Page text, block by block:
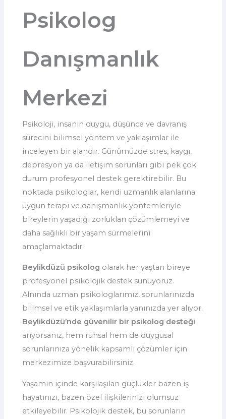
Psikolog
Danışmanlık
Merkezi
Psikoloji, insanın duygu, düşünce ve davranış
sürecini bilimsel yöntem ve yaklaşımlar ile
inceleyen bir alandır. Günümüzde stres, kaygı,
depresyon ya da iletişim sorunları gibi pek çok
durum profesyonel destek gerektirebilir. Bu
noktada psikologlar, kendi uzmanlık alanlarına
uygun terapi ve danışmanlık yöntemleriyle
bireylerin yaşadığı zorlukları çözümlemeyi ve
daha sağlıklı bir yaşam sürmelerini
amaçlamaktadır.
Beylikdüzü psikolog olarak her yaştan bireye
profesyonel psikolojik destek sunuyoruz.
Alnında uzman psikologlarımız, sorunlarınızda
bilimsel ve etik yaklaşımlarla yanınızda yer alıyor.
Beylikdüzü’nde güvenilir bir psikolog desteği
arıyorsanız, hem ruhsal hem de duygusal
sorunlarınıza yönelik kapsamlı çözümler için
merkezimize başvurabilirsiniz.
Yaşamın içinde karşılaşılan güçlükler bazen iş
hayatınızı, bazen özel ilişkilerinizi olumsuz
etkileyebilir. Psikolojik destek, bu sorunların